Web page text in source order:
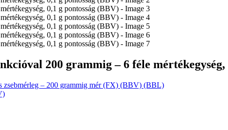
200 grammig – 6 féle mértékegység,
zsebmérleg – 200 grammig mér (FX) (BBV) (BBL)